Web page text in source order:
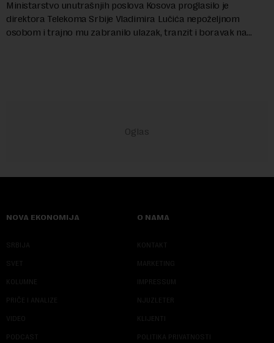
Ministarstvo unutrašnjih poslova Kosova proglasilo je
direktora Telekoma Srbije Vladimira Lučića nepoželjnom
osobom i trajno mu zabranilo ulazak, tranzit i boravak na
NOVA EKONOMIJA
SRBIJA
SVET
KOLUMNE
PRIČE I ANALIZE
VIDEO
PODCAST
O NAMA
KONTAKT
MARKETING
IMPRESSUM
NJUZLETER
KLIJENTI
POLITIKA PRIVATNOSTI